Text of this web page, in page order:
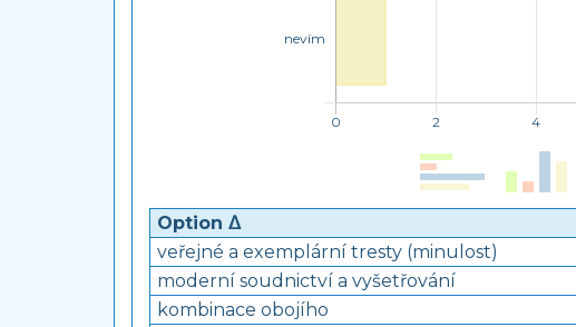
Option ᐃ
veřejné a exemplární tresty (minulost)
moderní soudnictví a vyšetřování
kombinace obojího